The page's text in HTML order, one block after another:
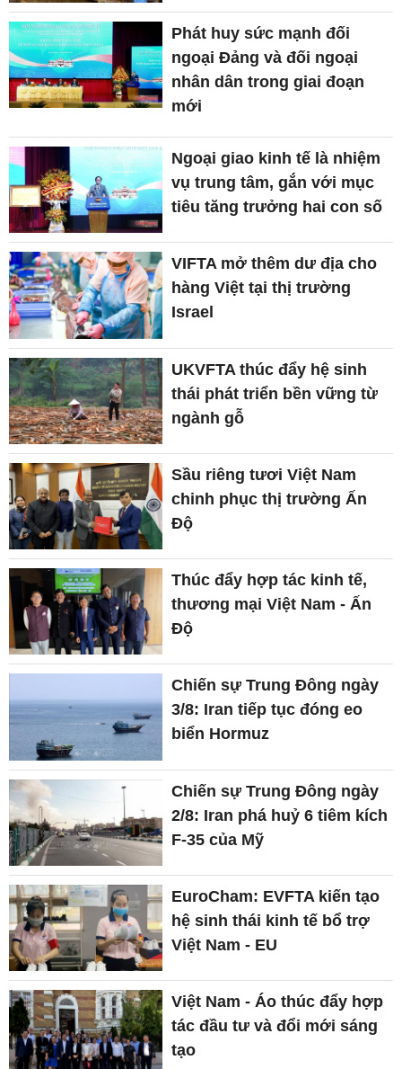
Phát huy sức mạnh đối
ngoại Đảng và đối ngoại
nhân dân trong giai đoạn
mới
Ngoại giao kinh tế là nhiệm
vụ trung tâm, gắn với mục
tiêu tăng trưởng hai con số
VIFTA mở thêm dư địa cho
hàng Việt tại thị trường
Israel
UKVFTA thúc đẩy hệ sinh
thái phát triển bền vững từ
ngành gỗ
Sầu riêng tươi Việt Nam
chinh phục thị trường Ấn
Độ
Thúc đẩy hợp tác kinh tế,
thương mại Việt Nam - Ấn
Độ
Chiến sự Trung Đông ngày
3/8: Iran tiếp tục đóng eo
biển Hormuz
Chiến sự Trung Đông ngày
2/8: Iran phá huỷ 6 tiêm kích
F-35 của Mỹ
EuroCham: EVFTA kiến tạo
hệ sinh thái kinh tế bổ trợ
Việt Nam - EU
Việt Nam - Áo thúc đẩy hợp
tác đầu tư và đổi mới sáng
tạo